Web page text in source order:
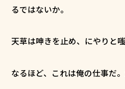
るではないか。
天草は呻きを止め、にやりと嗤
なるほど、これは俺の仕事だ